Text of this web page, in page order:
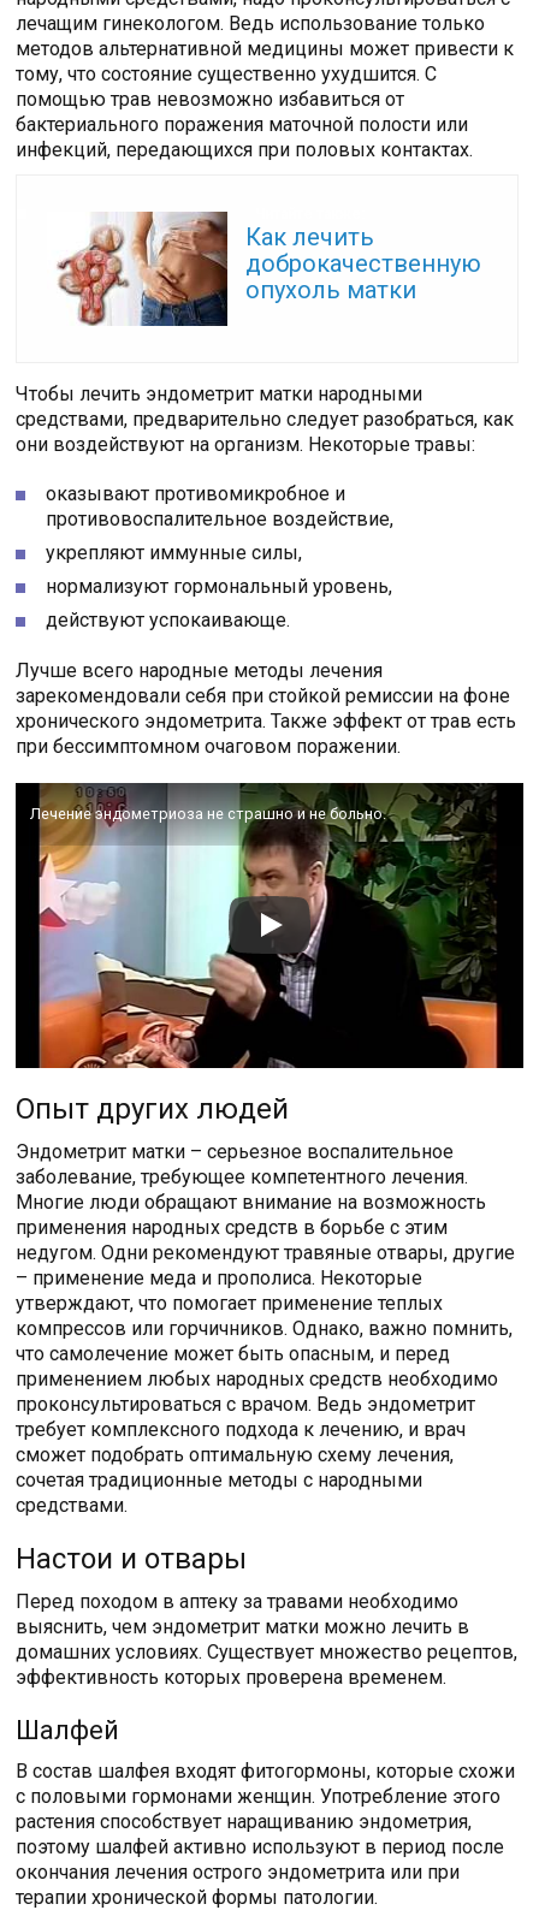
лечащим гинекологом. Ведь использование только
методов альтернативной медицины может привести к
тому, что состояние существенно ухудшится. С
помощью трав невозможно избавиться от
бактериального поражения маточной полости или
инфекций, передающихся при половых контактах.
Как лечить
доброкачественную
опухоль матки
Чтобы лечить эндометрит матки народными
средствами, предварительно следует разобраться, как
они воздействуют на организм. Некоторые травы:
оказывают противомикробное и
противовоспалительное воздействие,
укрепляют иммунные силы,
нормализуют гормональный уровень,
действуют успокаивающе.
Лучше всего народные методы лечения
зарекомендовали себя при стойкой ремиссии на фоне
хронического эндометрита. Также эффект от трав есть
при бессимптомном очаговом поражении.
Лечение эндометриоза не страшно и не больно.
Опыт других людей
Эндометрит матки – серьезное воспалительное
заболевание, требующее компетентного лечения.
Многие люди обращают внимание на возможность
применения народных средств в борьбе с этим
недугом. Одни рекомендуют травяные отвары, другие
– применение меда и прополиса. Некоторые
утверждают, что помогает применение теплых
компрессов или горчичников. Однако, важно помнить,
что самолечение может быть опасным, и перед
применением любых народных средств необходимо
проконсультироваться с врачом. Ведь эндометрит
требует комплексного подхода к лечению, и врач
сможет подобрать оптимальную схему лечения,
сочетая традиционные методы с народными
средствами.
Настои и отвары
Перед походом в аптеку за травами необходимо
выяснить, чем эндометрит матки можно лечить в
домашних условиях. Существует множество рецептов,
эффективность которых проверена временем.
Шалфей
В состав шалфея входят фитогормоны, которые схожи
с половыми гормонами женщин. Употребление этого
растения способствует наращиванию эндометрия,
поэтому шалфей активно используют в период после
окончания лечения острого эндометрита или при
терапии хронической формы патологии.